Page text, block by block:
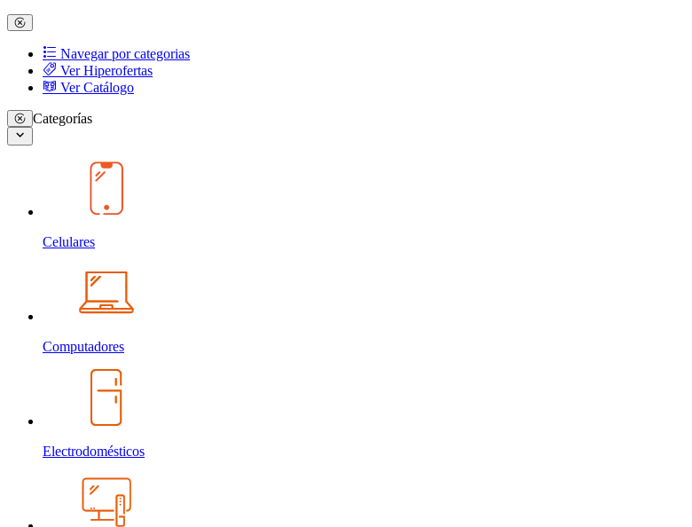
Navegar por categorias
Ver Hiperofertas
Ver Catálogo
Categorías
Celulares
Computadores
Electrodomésticos